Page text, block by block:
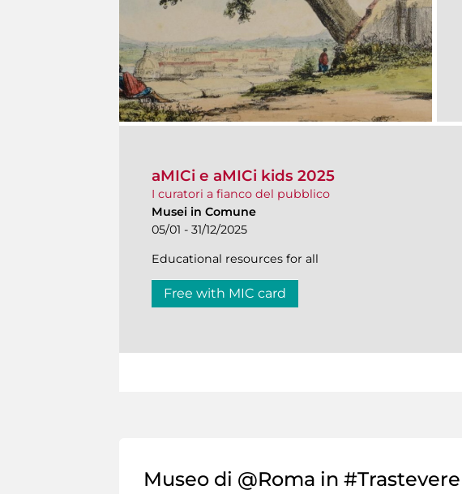
aMICi e aMICi kids 2025
I curatori a fianco del pubblico
Musei in Comune
05/01 - 31/12/2025
Educational resources for all
Free with MIC card
Museo di @Roma in #Trastevere